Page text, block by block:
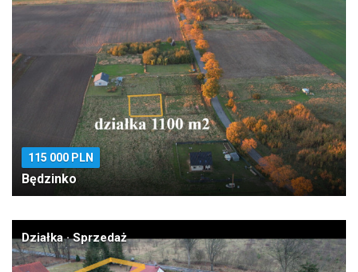
115 000 PLN
Będzinko
Działka · Sprzedaż